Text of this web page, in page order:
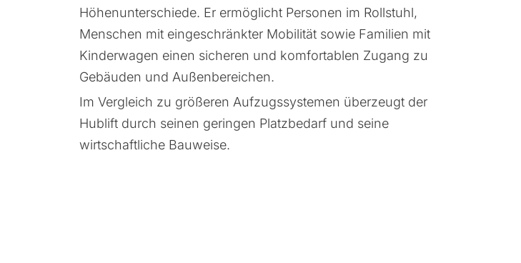
Höhenunterschiede. Er ermöglicht Personen im Rollstuhl,
Menschen mit eingeschränkter Mobilität sowie Familien mit
Kinderwagen einen sicheren und komfortablen Zugang zu
Gebäuden und Außenbereichen.
Im Vergleich zu größeren Aufzugssystemen überzeugt der
Hublift durch seinen geringen Platzbedarf und seine
wirtschaftliche Bauweise.